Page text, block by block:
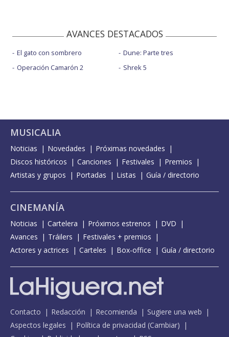
AVANCES DESTACADOS
El gato con sombrero
Operación Camarón 2
Dune: Parte tres
Shrek 5
MUSICALIA
Noticias Novedades
Próximas novedades
Discos históricos
Canciones Festivales
Premios
Artistas y grupos
Portadas Listas Guía / directorio
CINEMANÍA
Noticias Cartelera Próximos estrenos
DVD
Avances
Tráilers
Festivales + premios
Actores y actrices
Carteles Box-office Guía / directorio
Contacto Redacción Recomienda
Sugiere una web
Aspectos legales
Política de privacidad (Cambiar)